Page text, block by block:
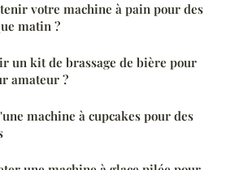
votre machine à pain pour des
matin ?
un kit de brassage de bière pour
amateur ?
machine à cupcakes pour des